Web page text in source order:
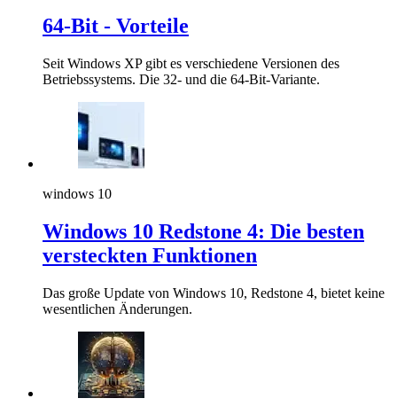
64-Bit - Vorteile
Seit Windows XP gibt es verschiedene Versionen des
Betriebssystems. Die 32- und die 64-Bit-Variante.
windows 10
Windows 10 Redstone 4: Die besten
versteckten Funktionen
Das große Update von Windows 10, Redstone 4, bietet keine
wesentlichen Änderungen.